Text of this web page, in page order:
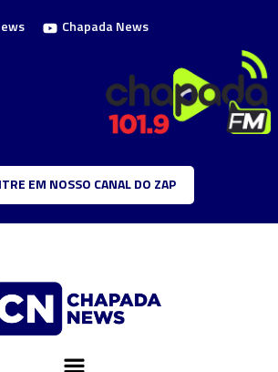
Chapada News
EM NOSSO CANAL DO ZAP